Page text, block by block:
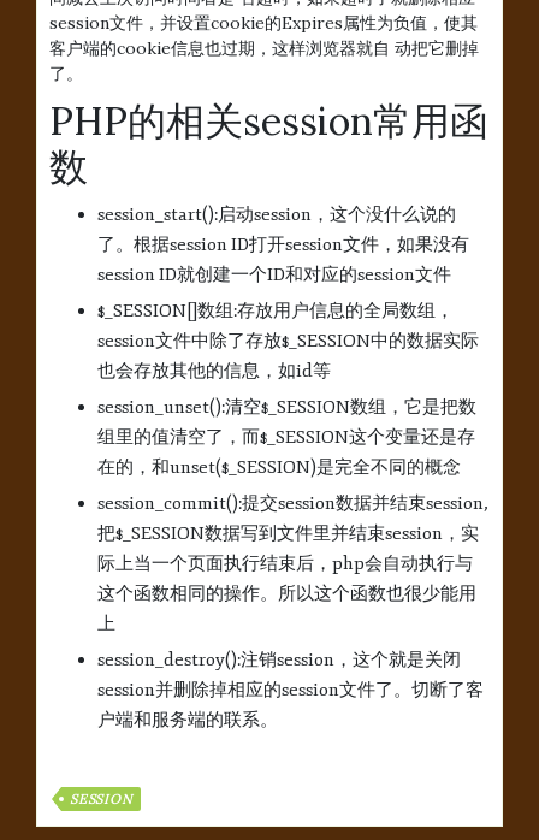
session文件，并设置cookie的Expires属性为负值，使其
客户端的cookie信息也过期，这样浏览器就自 动把它删掉
了。
PHP的相关session常用函
数
session_start():启动session，这个没什么说的
了。根据session ID打开session文件，如果没有
session ID就创建一个ID和对应的session文件
$_SESSION[]数组:存放用户信息的全局数组，
session文件中除了存放$_SESSION中的数据实际
也会存放其他的信息，如id等
session_unset():清空$_SESSION数组，它是把数
组里的值清空了，而$_SESSION这个变量还是存
在的，和unset($_SESSION)是完全不同的概念
session_commit():提交session数据并结束session,
把$_SESSION数据写到文件里并结束session，实
际上当一个页面执行结束后，php会自动执行与
这个函数相同的操作。所以这个函数也很少能用
上
session_destroy():注销session，这个就是关闭
session并删除掉相应的session文件了。切断了客
户端和服务端的联系。
SESSION